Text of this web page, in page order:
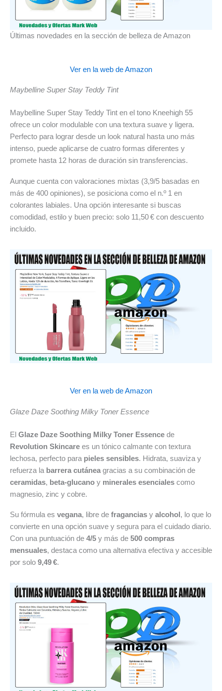
Últimas novedades en la sección de belleza de Amazon
Ver en la web de Amazon
Maybelline Super Stay Teddy Tint
Maybelline Super Stay Teddy Tint en el tono Kneehigh 55
ofrece un color modulable con una textura suave y ligera.
Perfecto para lograr desde un look natural hasta uno más
intenso, puede aplicarse de cuatro formas diferentes y
promete hasta 12 horas de duración sin transferencias.
Aunque cuenta con valoraciones mixtas (3,9/5 basadas en
más de 400 opiniones), se posiciona como el n.º 1 en
colorantes labiales. Una opción interesante si buscas
comodidad, estilo y buen precio: solo 11,50 € con descuento
incluido.
Ver en la web de Amazon
Glaze Daze Soothing Milky Toner Essence
El Glaze Daze Soothing Milky Toner Essence de
Revolution Skincare es un tónico calmante con textura
lechosa, perfecto para pieles sensibles. Hidrata, suaviza y
refuerza la barrera cutánea gracias a su combinación de
ceramidas, beta-glucano y minerales esenciales como
magnesio, zinc y cobre.
Su fórmula es vegana, libre de fragancias y alcohol , lo que lo
convierte en una opción suave y segura para el cuidado diario.
Con una puntuación de 4/5 y más de 500 compras
mensuales, destaca como una alternativa efectiva y accesible
por solo 9,49 €.